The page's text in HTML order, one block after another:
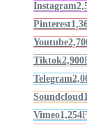
Instagram
Pinterest
Youtube
Tiktok2,900
Telegram
Soundcloud
Vimeo1,254